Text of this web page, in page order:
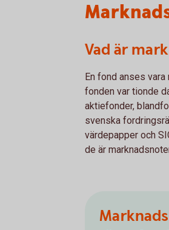
Vad är
En fond anses
fonden var tionde
aktiefonder,
svenska
värdepapper och
de är